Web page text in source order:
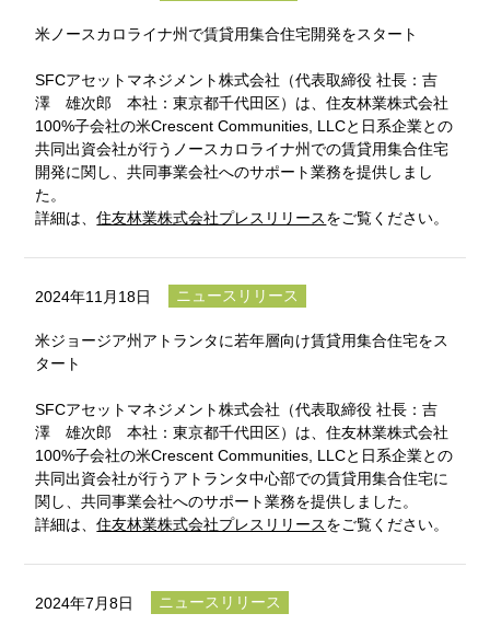
米ノースカロライナ州で賃貸用集合住宅開発をスタート
SFCアセットマネジメント株式会社（代表取締役 社長：吉
澤 雄次郎 本社：東京都千代田区）は、住友林業株式会社
100%子会社の米Crescent Communities, LLCと日系企業との
共同出資会社が行うノースカロライナ州での賃貸用集合住宅
開発に関し、共同事業会社へのサポート業務を提供しまし
た。
詳細は、住友林業株式会社プレスリリースをご覧ください。
2024年11月18日 ニュースリリース
米ジョージア州アトランタに若年層向け賃貸用集合住宅をス
タート
SFCアセットマネジメント株式会社（代表取締役 社長：吉
澤 雄次郎 本社：東京都千代田区）は、住友林業株式会社
100%子会社の米Crescent Communities, LLCと日系企業との
共同出資会社が行うアトランタ中心部での賃貸用集合住宅に
関し、共同事業会社へのサポート業務を提供しました。
詳細は、住友林業株式会社プレスリリースをご覧ください。
2024年7月8日 ニュースリリース